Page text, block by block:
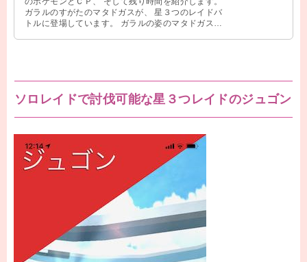
ガラルのすがたのマタドガスが、 星３つのレイドバ
トルに登場しています。 ガラルの姿のマタドガスと
ソロレイドで討伐可能な星３つレイドのジュゴン